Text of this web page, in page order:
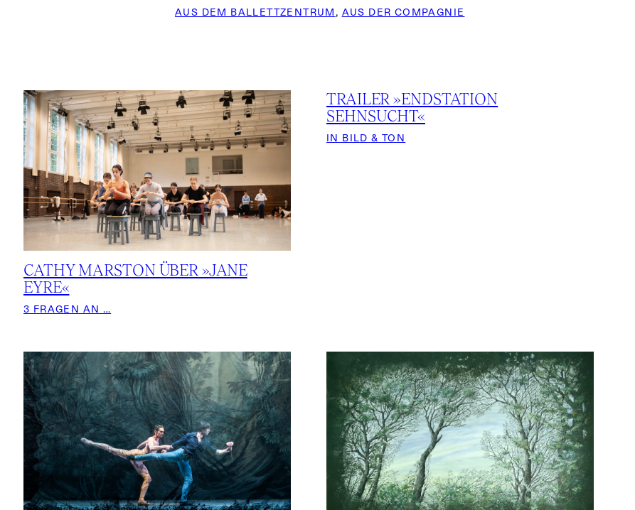
AUS DEM BALLETTZENTRUM , AUS DER COMPAGNIE
CATHY MARSTON ÜBER »JANE
EYRE«
3 FRAGEN AN …
TRAILER »ENDSTATION
SEHNSUCHT«
IN BILD & TON